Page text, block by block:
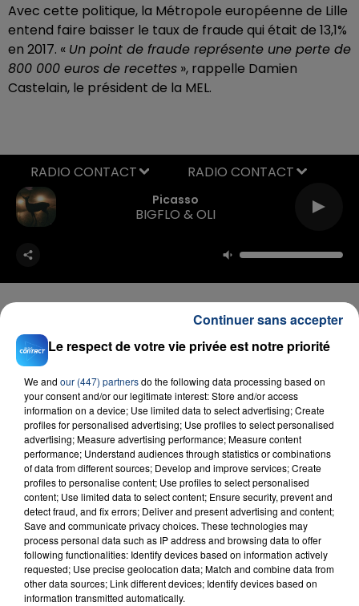
Avec cette politique, la Métropole européenne de Lille
entend faire baisser le taux de fraude qui était de 13,1%
en 2017. « Un point de fraude représente une perte de
800 000 euros de recettes », rappelle Damien
Castelain, le président de la MEL.
Picasso
BIGFLO & OLI
RADIO CONTACT
FIL D'ACTU
23 juillet 2026
INCENDIE MORTEL À LENS : UNE FEMME ET
SON BÉBÉ ENTRE LA VIE ET LA...
Un homme s'est immolé par le feu après avoir
aspergé sa compagne et leur bébé de trois mois
Le respect de votre vie privée est notre priorité
We and our (447) partnersdo the following data processing based on
your consent and/or our legitimate interest: Store and/or access
information on a device; Use limited data to select advertising; Create
profiles for personalised advertising; Use profiles to select personalised
advertising; Measure advertising performance; Measure content
performance; Understand audiences through statistics or combinations
of data from different sources; Develop and improve services; Create
profiles to personalise content; Use profiles to select personalised
content; Use limited data to select content; Ensure security, prevent and
detect fraud, and fix errors; Deliver and present advertising and content;
Save and communicate privacy choices. These technologies may
process personal data such as IP address and browsing data to offer
following functionalities: Identify devices based on information actively
requested; Use precise geolocation data; Match and combine data from
other data sources; Link different devices; Identify devices based on
information transmitted automatically.
Continuer sans accepter